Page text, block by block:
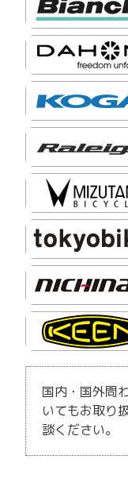
国内・国外問
いてもお取り
談ください。